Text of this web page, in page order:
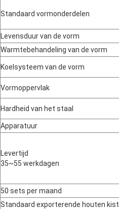
Standaard vormonderdelen
Levensduur van de vorm
Warmtebehandeling van de vorm
Koelsysteem van de vorm
Vormoppervlak
Hardheid van het staal
Apparatuur
Levertijd
35~55 werkdagen
50 sets per maand
Standaard exporterende houten kist